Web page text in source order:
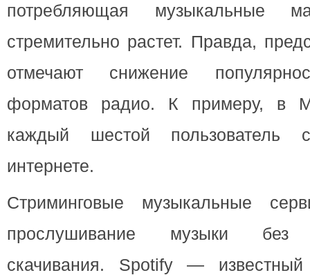
потребляющая музыкальные
стремительно растет. Правда,
отмечают снижение
форматов радио. К примеру, в
каждый шестой пользователь
интернете.
Стриминговые музыкальные
прослушивание музыки без
скачивания. Spotify —